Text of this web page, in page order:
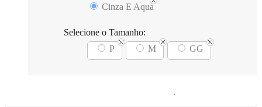
Cinza E Aqua
Selecione o Tamanho:
P
M GG